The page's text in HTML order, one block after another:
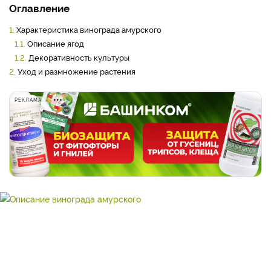
Оглавление
1. Характеристика винограда амурского
1.1. Описание ягод
1.2. Декоративность культуры
2. Уход и размножение растения
РЕКЛАМА